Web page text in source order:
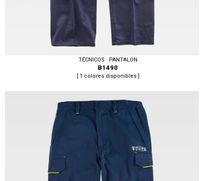
Tallas: 40, 42, 44, 46, 48, 50, 52, 54
TÉCNICOS · PANTALON
B1490
[ 1 colores disponibles ]